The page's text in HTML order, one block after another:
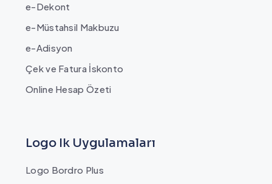
e-Dekont
e-Müstahsil Makbuzu
e-Adisyon
Çek ve Fatura İskonto
Online Hesap Özeti
Logo Ik Uygulamaları
Logo Bordro Plus